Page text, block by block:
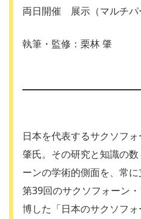
両日開催 展示（マルチパ
執筆・監修：栗林 肇
日本を代表するサクソフ
肇氏。その研究と知識の
ーンの学術的側面を、常に
第39回のサクソフォーン
博した「日本のサクソフ